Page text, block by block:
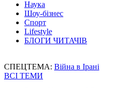
Наука
Шоу-бізнес
Спорт
Lifestyle
БЛОГИ ЧИТАЧІВ
СПЕЦТЕМА: Війна в Ірані
ВСІ ТЕМИ